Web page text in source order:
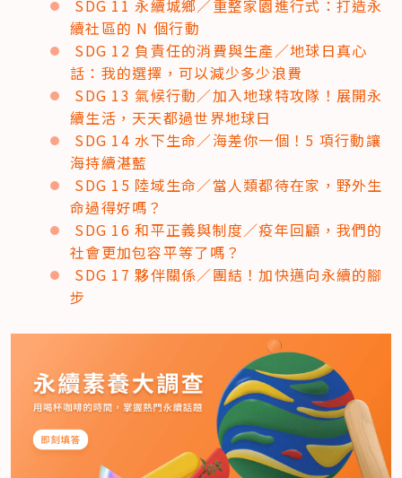
SDG 11 永續城鄉／重整家園進行式：打造永
續社區的 N 個行動
SDG 12 負責任的消費與生產／地球日真心
話：我的選擇，可以減少多少浪費
SDG 13 氣候行動／加入地球特攻隊！展開永
續生活，天天都過世界地球日
SDG 14 水下生命／海差你一個！5 項行動讓
海持續湛藍
SDG 15 陸域生命／當人類都待在家，野外生
命過得好嗎？
SDG 16 和平正義與制度／疫年回顧，我們的
社會更加包容平等了嗎？
SDG 17 夥伴關係／團結！加快邁向永續的腳
步